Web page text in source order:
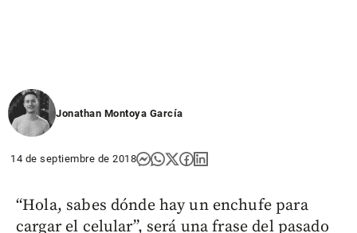
Jonathan Montoya García
14 de septiembre de 2018
“Hola, sabes dónde hay un enchufe para
cargar el celular”, será una frase del pasado